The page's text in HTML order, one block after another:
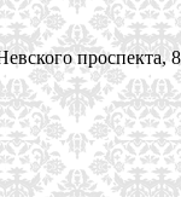
проспекта,